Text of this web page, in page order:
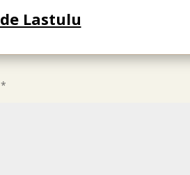
Lastulu
*